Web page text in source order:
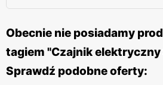
Obecnie nie posiadamy
tagiem "Czajnik elektryczny
Sprawdź podobne oferty: